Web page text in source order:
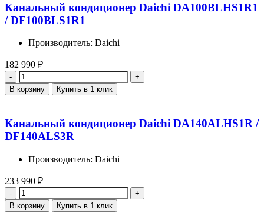
Канальный кондиционер Daichi DA100BLHS1R1
/ DF100BLS1R1
Производитель: Daichi
182 990 ₽
Количество
В корзину Купить в 1 клик
Канальный кондиционер Daichi DA140ALHS1R /
DF140ALS3R
Производитель: Daichi
233 990 ₽
Количество
В корзину Купить в 1 клик